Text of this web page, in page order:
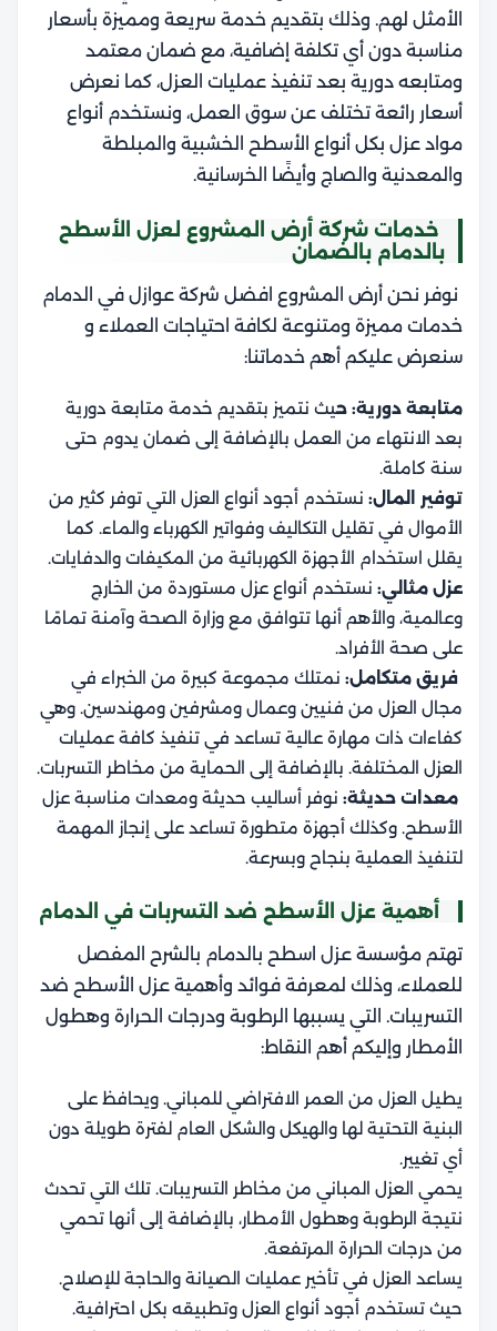
الأمثل لهم. وذلك بتقديم خدمة سريعة ومميزة بأسعار
مناسبة دون أي تكلفة إضافية، مع ضمان معتمد
ومتابعه دورية بعد تنفيذ عمليات العزل، كما نعرض
أسعار رائعة تختلف عن سوق العمل، ونستخدم أنواع
مواد عزل بكل أنواع الأسطح الخشبية والمبلطة
والمعدنية والصاج وأيضًا الخرسانية.
خدمات شركة أرض المشروع لعزل الأسطح
بالدمام بالضمان
نوفر نحن أرض المشروع افضل شركة عوازل في الدمام
خدمات مميزة ومتنوعة لكافة احتياجات العملاء و
سنعرض عليكم أهم خدماتنا:
متابعة دورية: حيث نتميز بتقديم خدمة متابعة دورية
بعد الانتهاء من العمل بالإضافة إلى ضمان يدوم حتى
سنة كاملة.
توفير المال: نستخدم أجود أنواع العزل التي توفر كثير من
الأموال في تقليل التكاليف وفواتير الكهرباء والماء. كما
يقلل استخدام الأجهزة الكهربائية من المكيفات والدفايات.
عزل مثالي: نستخدم أنواع عزل مستوردة من الخارج
وعالمية، والأهم أنها تتوافق مع وزارة الصحة وآمنة تمامًا
على صحة الأفراد.
فريق متكامل: نمتلك مجموعة كبيرة من الخبراء في
مجال العزل من فنيين وعمال ومشرفين ومهندسين. وهي
كفاءات ذات مهارة عالية تساعد في تنفيذ كافة عمليات
العزل المختلفة. بالإضافة إلى الحماية من مخاطر التسربات.
معدات حديثة: نوفر أساليب حديثة ومعدات مناسبة عزل
الأسطح. وكذلك أجهزة متطورة تساعد على إنجاز المهمة
لتنفيذ العملية بنجاح وبسرعة.
أهمية عزل الأسطح ضد التسربات في الدمام
تهتم مؤسسة عزل اسطح بالدمام بالشرح المفصل
للعملاء، وذلك لمعرفة فوائد وأهمية عزل الأسطح ضد
التسريبات. التي يسببها الرطوبة ودرجات الحرارة وهطول
الأمطار وإليكم أهم النقاط:
يطيل العزل من العمر الافتراضي للمباني. ويحافظ على
البنية التحتية لها والهيكل والشكل العام لفترة طويلة دون
أي تغيير.
يحمي العزل المباني من مخاطر التسريبات. تلك التي تحدث
نتيجة الرطوبة وهطول الأمطار، بالإضافة إلى أنها تحمي
من درجات الحرارة المرتفعة.
يساعد العزل في تأخير عمليات الصيانة والحاجة للإصلاح.
حيث تستخدم أجود أنواع العزل وتطبيقه بكل احترافية.